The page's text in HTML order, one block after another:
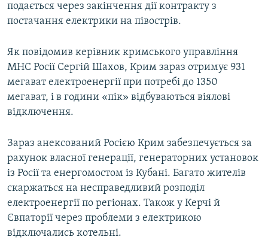
подається через закінчення дії контракту з
постачання електрики на півострів.
Як повідомив керівник кримського управління
МНС Росії Сергій Шахов, Крим зараз отримує 931
мегават електроенергії при потребі до 1350
мегават, і в години «пік» відбуваються віялові
відключення.
Зараз анексований Росією Крим забезпечується за
рахунок власної генерації, генераторних установок
із Росії та енергомостом із Кубані. Багато жителів
скаржаться на несправедливий розподіл
електроенергії по регіонах. Також у Керчі й
Євпаторії через проблеми з електрикою
відключались котельні.